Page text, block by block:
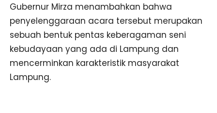
Gubernur Mirza menambahkan bahwa
penyelenggaraan acara tersebut merupakan
sebuah bentuk pentas keberagaman seni
kebudayaan yang ada di Lampung dan
mencerminkan karakteristik masyarakat
Lampung.